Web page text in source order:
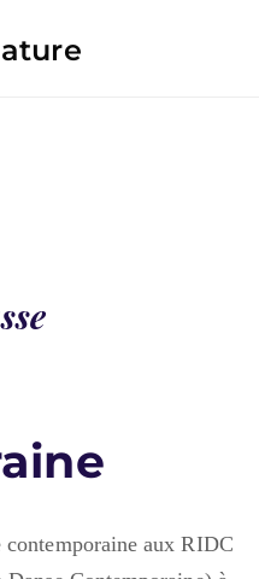
contemporaine aux RIDC